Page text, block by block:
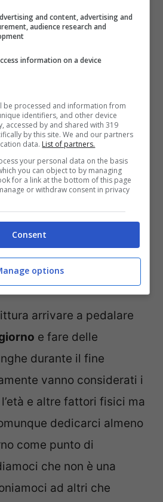
e di età (ladradibiciclette.it)
vera e propria alla
su quanto bisogna
Certo è che farlo con
tutti i benefici che
fisica e mentale.
di prenderla per
oppure per girare in città.
al giornosignificherebbe
km, e dopo un po’ di
arrivare anche a
arrivare a pedalare
e fare delle
durante il fine
vanno considerati i
e altre fattori fisici ma
dedicarci almeno
come punto di
che non è una
ad altri che
and content, advertising and
audience research and
information on a device
be processed and information from
identifiers, and other device
accessed by and shared with 319
by this site. We and our partners
data. List of partners.
your personal data on the basis
you can object to by managing
for a link at the bottom of this page
or withdraw consent in privacy
Consent
options